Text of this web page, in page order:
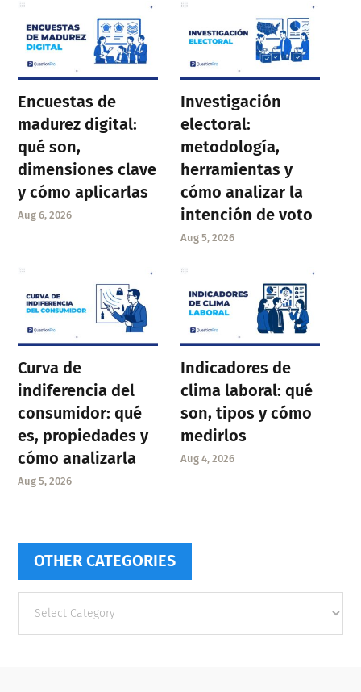
Encuestas de
madurez digital:
qué son,
dimensiones clave
y cómo aplicarlas
Aug 6, 2026
Investigación
electoral:
metodología,
herramientas y
cómo analizar la
intención de voto
Aug 5, 2026
Curva de
indiferencia del
consumidor: qué
es, propiedades y
cómo analizarla
Aug 5, 2026
Indicadores de
clima laboral: qué
son, tipos y cómo
medirlos
Aug 4, 2026
OTHER CATEGORIES
categories